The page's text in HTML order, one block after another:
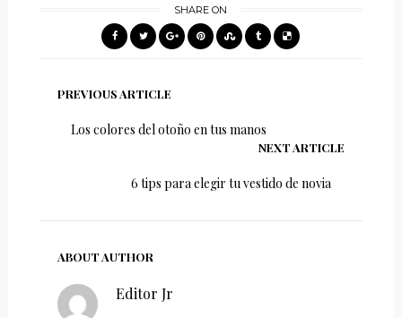
SHARE ON
PREVIOUS ARTICLE
Los colores del otoño en tus manos
NEXT ARTICLE
6 tips para elegir tu vestido de novia
ABOUT AUTHOR
Editor Jr